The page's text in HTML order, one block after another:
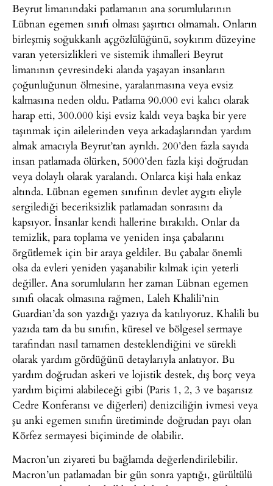
Beyrut limanındaki patlamanın ana sorumlularının
Lübnan egemen sınıfı olması şaşırtıcı olmamalı. Onların
birleşmiş soğukkanlı açgözlülüğünü, soykırım düzeyine
varan yetersizlikleri ve sistemik ihmalleri Beyrut
limanının çevresindeki alanda yaşayan insanların
çoğunluğunun ölmesine, yaralanmasına veya evsiz
kalmasına neden oldu. Patlama 90.000 evi kalıcı olarak
harap etti, 300.000 kişi evsiz kaldı veya başka bir yere
taşınmak için ailelerinden veya arkadaşlarından yardım
almak amacıyla Beyrut’tan ayrıldı. 200’den fazla sayıda
insan patlamada ölürken, 5000’den fazla kişi doğrudan
veya dolaylı olarak yaralandı. Onlarca kişi hala enkaz
altında. Lübnan egemen sınıfının devlet aygıtı eliyle
sergilediği beceriksizlik patlamadan sonrasını da
kapsıyor. İnsanlar kendi hallerine bırakıldı. Onlar da
temizlik, para toplama ve yeniden inşa çabalarını
örgütlemek için bir araya geldiler. Bu çabalar önemli
olsa da evleri yeniden yaşanabilir kılmak için yeterli
değiller. Ana sorumluların her zaman Lübnan egemen
sınıfı olacak olmasına rağmen, Laleh Khalili’nin
Guardian’da son yazdığı yazıya da katılıyoruz. Khalili bu
yazıda tam da bu sınıfın, küresel ve bölgesel sermaye
tarafından nasıl tamamen desteklendiğini ve sürekli
olarak yardım gördüğünü detaylarıyla anlatıyor. Bu
yardım doğrudan askeri ve lojistik destek, dış borç veya
yardım biçimi alabileceği gibi (Paris 1, 2, 3 ve başarısız
Cedre Konferansı ve diğerleri) denizciliğin ivmesi veya
şu anki egemen sınıfın üretiminde doğrudan payı olan
Körfez sermayesi biçiminde de olabilir.
Macron’un ziyareti bu bağlamda değerlendirilebilir.
Macron’un patlamadan bir gün sonra yaptığı, gürültülü